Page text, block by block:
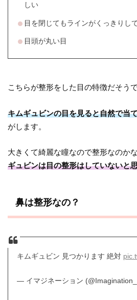
しい
目を閉じてもラインがくっきりし
目頭が丸い目
こちらが整形をした目の特徴だそうで
キムギュビンの目を見ると自然で当
がします。
大きくて綺麗な瞳なので整形なのか
ギュビンは目の整形はしていないと
鼻は整形なの？
キムギュビン 見つかります 絶対
— イマジネーション